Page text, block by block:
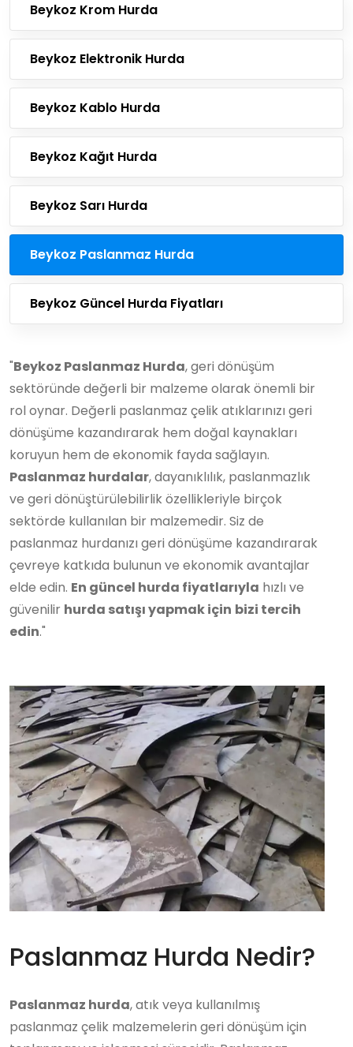
Beykoz Krom Hurda
Beykoz Elektronik Hurda
Beykoz Kablo Hurda
Beykoz Kağıt Hurda
Beykoz Sarı Hurda
Beykoz Paslanmaz Hurda
Beykoz Güncel Hurda Fiyatları
"Beykoz Paslanmaz Hurda, geri dönüşüm
sektöründe değerli bir malzeme olarak önemli bir
rol oynar. Değerli paslanmaz çelik atıklarınızı geri
dönüşüme kazandırarak hem doğal kaynakları
koruyun hem de ekonomik fayda sağlayın.
Paslanmaz hurdalar, dayanıklılık, paslanmazlık
ve geri dönüştürülebilirlik özellikleriyle birçok
sektörde kullanılan bir malzemedir. Siz de
paslanmaz hurdanızı geri dönüşüme kazandırarak
çevreye katkıda bulunun ve ekonomik avantajlar
elde edin. En güncel hurda fiyatlarıyla hızlı ve
güvenilir hurda satışı yapmak için bizi tercih
edin."
Paslanmaz Hurda Nedir?
Paslanmaz hurda, atık veya kullanılmış
paslanmaz çelik malzemelerin geri dönüşüm için